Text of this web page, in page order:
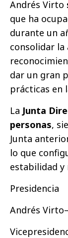
Andrés Virto
que ha
durante un
consolidar la
dar un gran
prácticas en
La Junta
personas,
Junta
lo que
estabilidad y
Presidencia
Andrés